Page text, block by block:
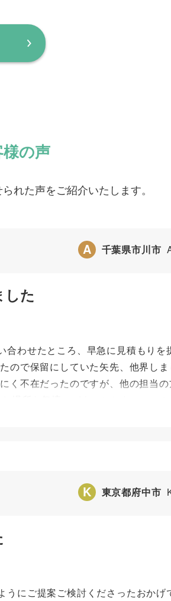
の声
れた声をご紹介いたします。
A 千葉県市川市
した
わせたところ、早急に見積もりを
ので保留にしていた矢先、他界し
く不在だったのですが、他の担当
のに「それやりましょう！」と、
応
K 東京都府中市
うにご提案ご検討くださったおかげ